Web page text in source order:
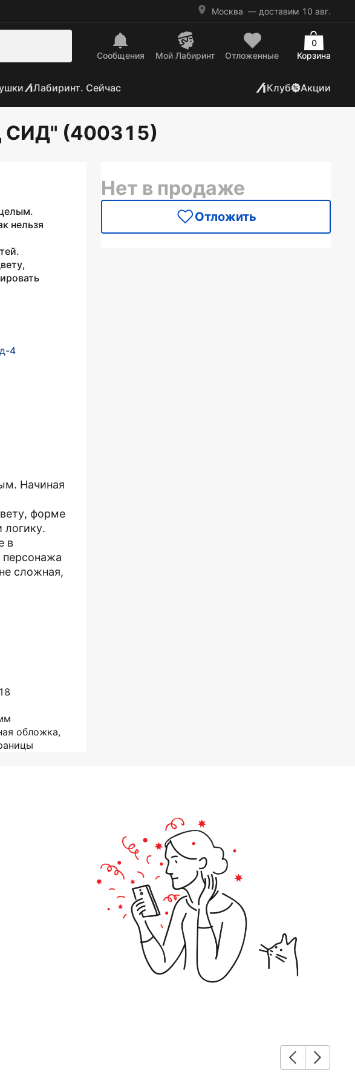
Москва — доставим 10 авг.
Сообщения Mой Лабиринт Отложенные Корзина
0
Лабиринт. Сейчас Клуб Акции
СИД" (400315)
нельзя
4
Начиная
форме
логику.
в
персонажа
сложная,
обложка,
Нет в продаже
Отложить